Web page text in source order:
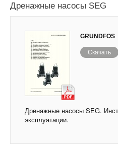
Дренажные насосы SEG
GRUNDFOS
Скачать
Дренажные насосы SEG.
эксплуатации.